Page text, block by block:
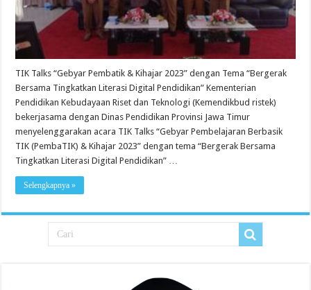
TIK Talks “Gebyar Pembatik & Kihajar 2023” dengan Tema “Bergerak
Bersama Tingkatkan Literasi Digital Pendidikan” Kementerian
Pendidikan Kebudayaan Riset dan Teknologi (Kemendikbud ristek)
bekerjasama dengan Dinas Pendidikan Provinsi Jawa Timur
menyelenggarakan acara TIK Talks “Gebyar Pembelajaran Berbasik
TIK (PembaTIK) & Kihajar 2023” dengan tema “Bergerak Bersama
Tingkatkan Literasi Digital Pendidikan” …
Selengkapnya »